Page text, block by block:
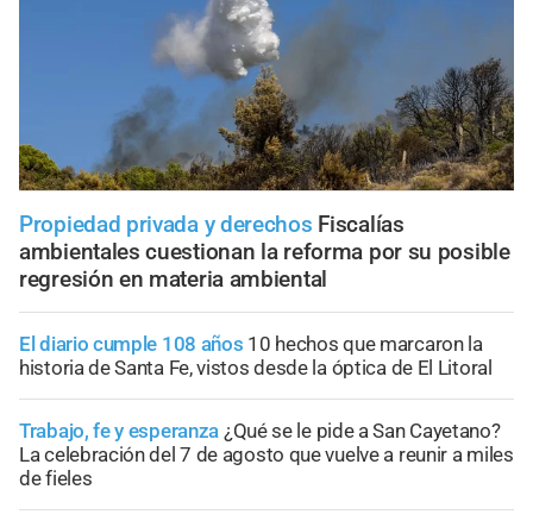
Propiedad privada y derechos Fiscalías
ambientales cuestionan la reforma por su posible
regresión en materia ambiental
El diario cumple 108 años 10 hechos que marcaron la
historia de Santa Fe, vistos desde la óptica de El Litoral
Trabajo, fe y esperanza ¿Qué se le pide a San Cayetano?
La celebración del 7 de agosto que vuelve a reunir a miles
de fieles